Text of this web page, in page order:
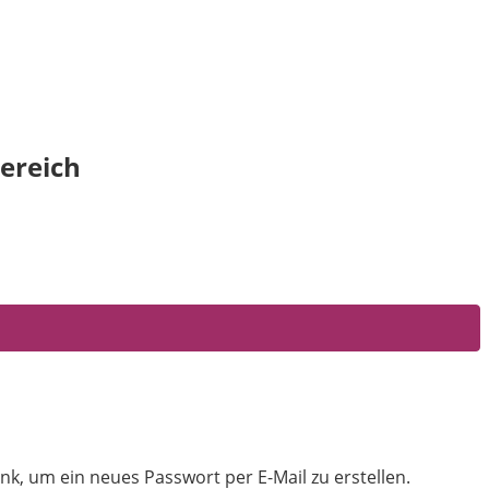
um ein neues Passwort per E-Mail zu erstellen.